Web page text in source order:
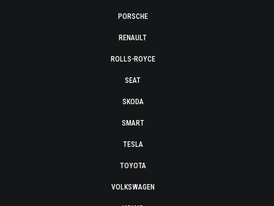
PORSCHE
RENAULT
ROLLS-ROYCE
SEAT
SKODA
SMART
TESLA
TOYOTA
VOLKSWAGEN